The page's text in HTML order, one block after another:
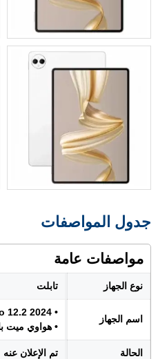
جدول المواصفات
مواصفات عامة
نوع الجهاز تابلت
اسم الجهاز
• Huawei MatePad Pro 12.2 2024
• هواوي ميت باد برو
الحالة تم الإعلان عنه